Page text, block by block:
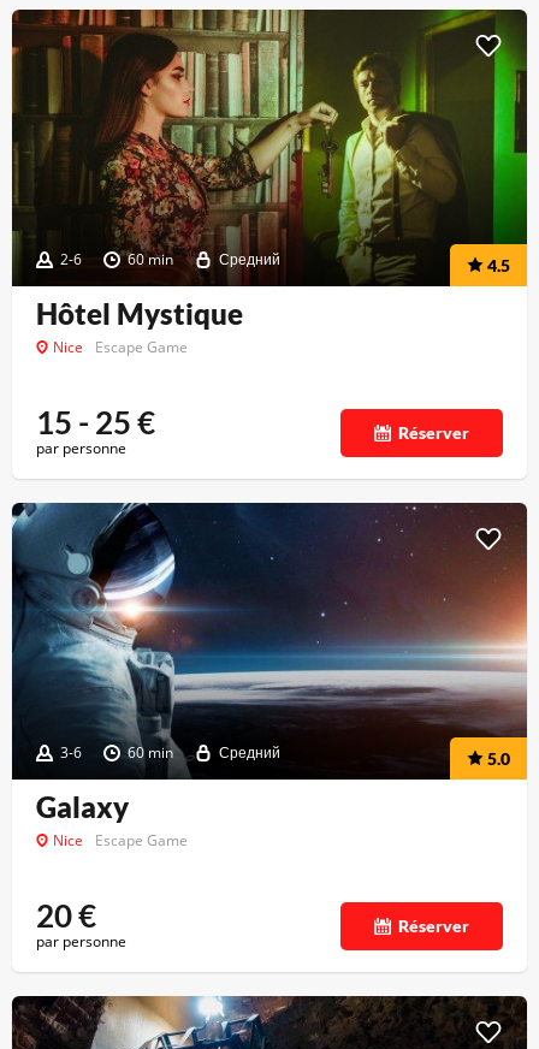
2-6 60 min Средний 4.5
Hôtel Mystique
Nice Escape Game
15 - 25€
par personne
Réserver
3-6 60 min Средний 5.0
Galaxy
Nice Escape Game
20€
par personne
Réserver